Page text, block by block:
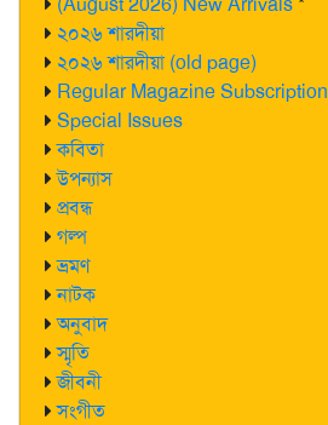
২০২৬ শারদীয়া
২০২৬ শারদীয়া (old page)
Regular Magazine Subscription
Special Issues
কবিতা
উপন্যাস
প্রবন্ধ
গল্প
ভ্রমণ
নাটক
অনুবাদ
স্মৃতি
জীবনী
সংগীত